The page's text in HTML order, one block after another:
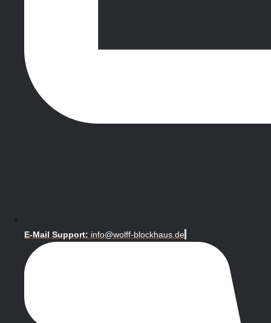
E-Mail Support: info@wolff-blockhaus.de